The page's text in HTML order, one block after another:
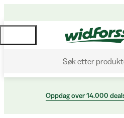
Søk etter
Oppdag over 14.000